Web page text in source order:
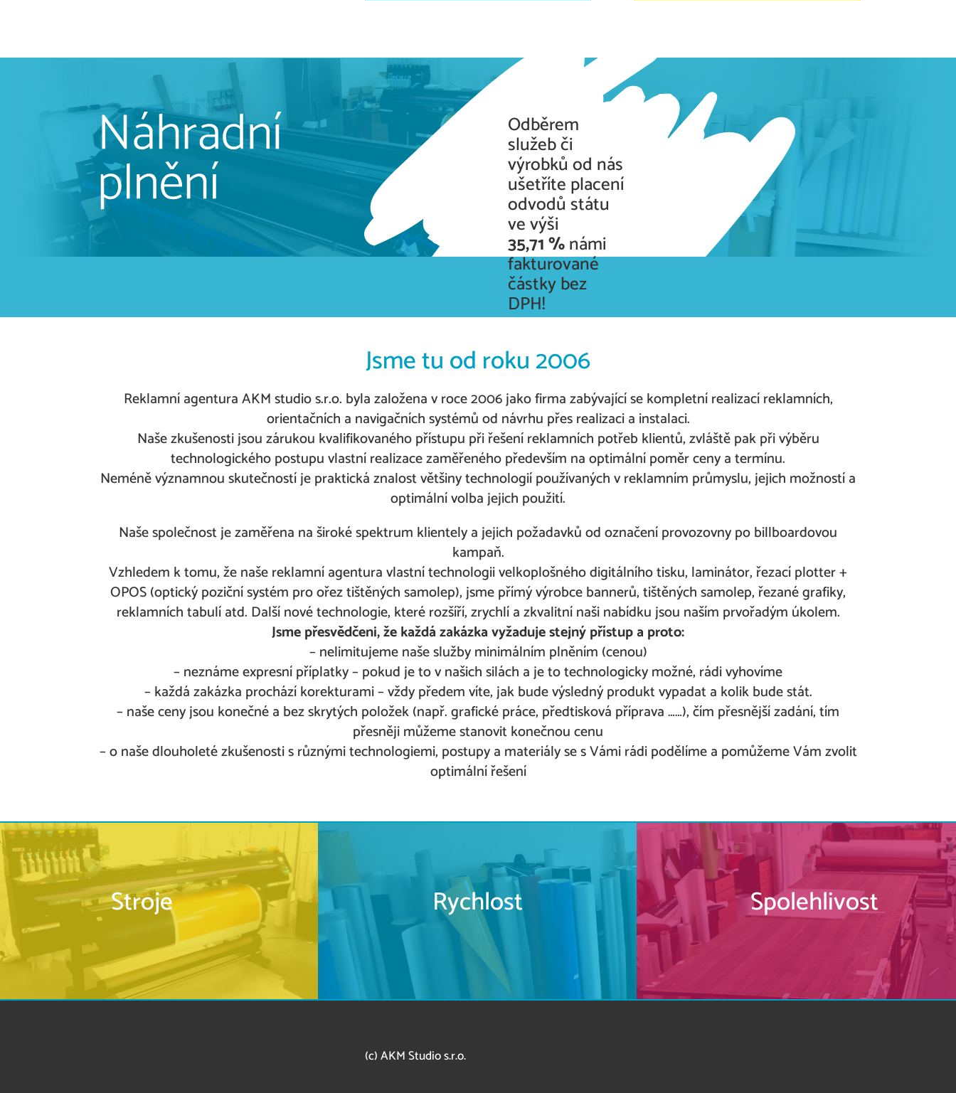
Odběrem
služeb či
výrobků od nás
ušetříte placení
odvodů státu
ve výši
35,71 %námi
fakturované
částky bez
DPH!
Jsme tu od roku 2006
Reklamní agentura AKM studio s.r.o. byla založena v roce 2006 jako firma zabývající se kompletní realizací reklamních,
orientačních a navigačních systémů od návrhu přes realizaci a instalaci.
Naše zkušenosti jsou zárukou kvalifikovaného přístupu při řešení reklamních potřeb klientů, zvláště pak při výběru
technologického postupu vlastní realizace zaměřeného především na optimální poměr ceny a termínu.
Neméně významnou skutečností je praktická znalost většiny technologií používaných v reklamním průmyslu, jejich možností a
optimální volba jejich použití.
Naše společnost je zaměřena na široké spektrum klientely a jejich požadavků od označení provozovny po billboardovou
kampaň.
Vzhledem k tomu, že naše reklamní agentura vlastní technologii velkoplošného digitálního tisku, laminátor, řezací plotter +
OPOS (optický poziční systém pro ořez tištěných samolep), jsme přímý výrobce bannerů, tištěných samolep, řezané grafiky,
reklamních tabulí atd. Další nové technologie, které rozšíří, zrychlí a zkvalitní naši nabídku jsou naším prvořadým úkolem.
Jsme přesvědčeni, že každá zakázka vyžaduje stejný přístup a proto:
– nelimitujeme naše služby minimálním plněním (cenou)
– neznáme expresní příplatky – pokud je to v našich silách a je to technologicky možné, rádi vyhovíme
– každá zakázka prochází korekturami – vždy předem víte, jak bude výsledný produkt vypadat a kolik bude stát.
– naše ceny jsou konečné a bez skrytých položek (např. grafické práce, předtisková příprava ……), čím přesnější zadání, tím
přesněji můžeme stanovit konečnou cenu
– o naše dlouholeté zkušenosti s různými technologiemi, postupy a materiály se s Vámi rádi podělíme a pomůžeme Vám zvolit
optimální řešení
Stroje Rychlost Spolehlivost
(c) AKM Studio s.r.o.